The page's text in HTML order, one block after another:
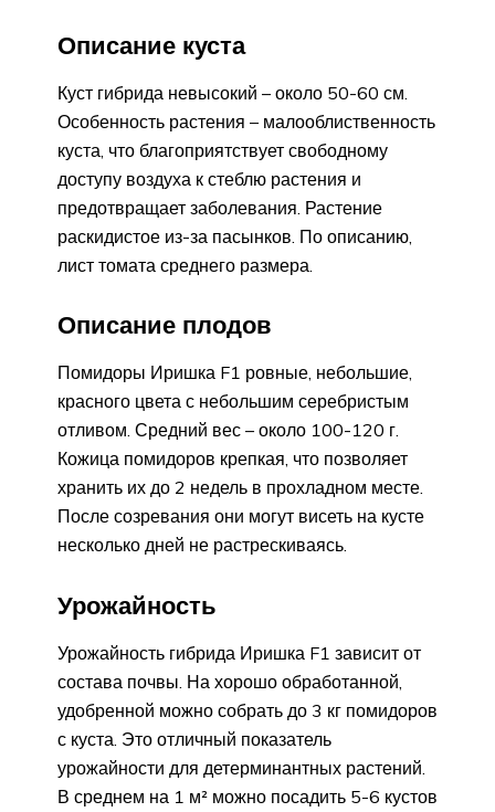
Описание куста
Куст гибрида невысокий – около 50-60 см.
Особенность растения – малооблиственность
куста, что благоприятствует свободному
доступу воздуха к стеблю растения и
предотвращает заболевания. Растение
раскидистое из-за пасынков. По описанию,
лист томата среднего размера.
Описание плодов
Помидоры Иришка F1 ровные, небольшие,
красного цвета с небольшим серебристым
отливом. Средний вес – около 100-120 г.
Кожица помидоров крепкая, что позволяет
хранить их до 2 недель в прохладном месте.
После созревания они могут висеть на кусте
несколько дней не растрескиваясь.
Урожайность
Урожайность гибрида Иришка F1 зависит от
состава почвы. На хорошо обработанной,
удобренной можно собрать до 3 кг помидоров
с куста. Это отличный показатель
урожайности для детерминантных растений.
В среднем на 1 м² можно посадить 5-6 кустов